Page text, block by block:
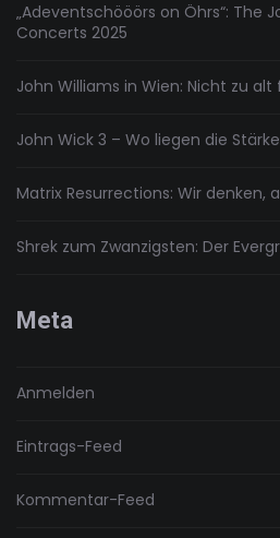
„Adeventschööörs on Öhrs“: The
Concerts 2025
John Williams in Wien: Nicht zu
John Wick 3 – Wo liegen die
Matrix Resurrections: Wir denken,
Shrek zum Zwanzigsten: Der
Meta
Anmelden
Eintrags-Feed
Kommentar-Feed